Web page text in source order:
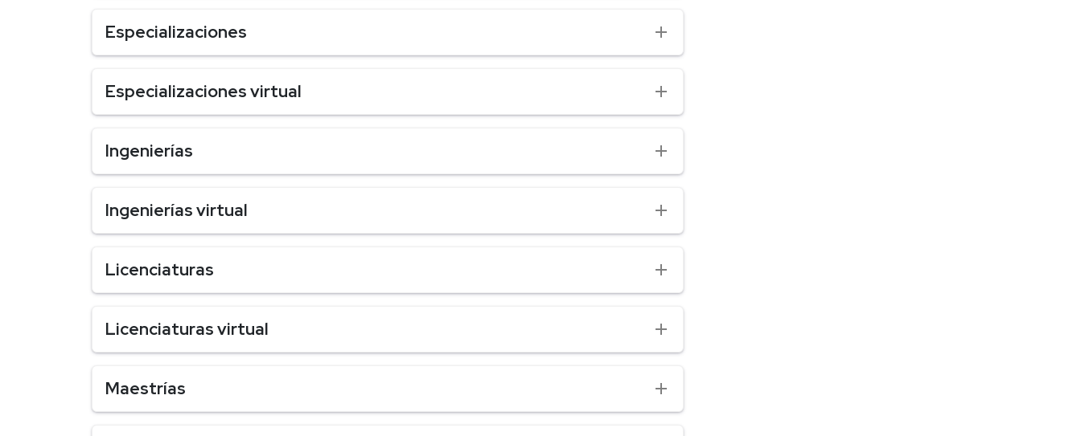
Especializaciones
Especializaciones virtual
Ingenierías
Ingenierías virtual
Licenciaturas
Licenciaturas virtual
Maestrías